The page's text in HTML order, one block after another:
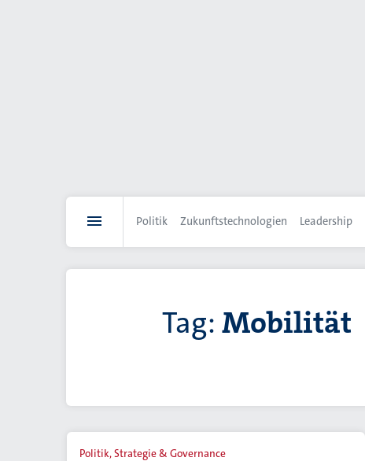
Politik Zukunftstechnologien Leadership
Tag: Mobilität
Politik, Strategie & Governance